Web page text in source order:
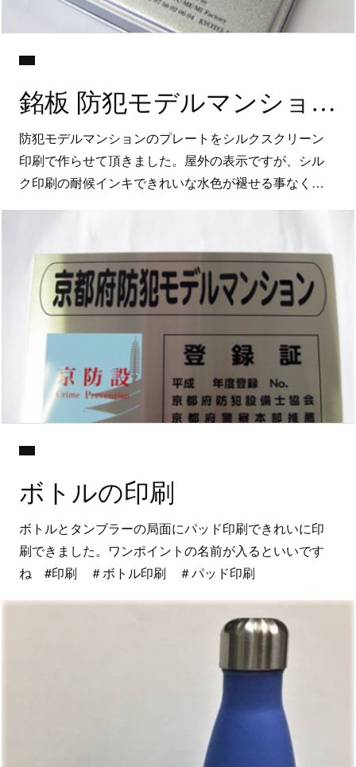
銘板 防犯モデルマンション
防犯モデルマンションのプレートをシルクスクリーン
印刷で作らせて頂きました。屋外の表示ですが、シル
ク印刷の耐候インキできれいな水色が褪せる事なく…
ボトルの印刷
ボトルとタンブラーの局面にパッド印刷できれいに印
刷できました。ワンポイントの名前が入るといいです
ね #印刷 ＃ボトル印刷 ＃パッド印刷